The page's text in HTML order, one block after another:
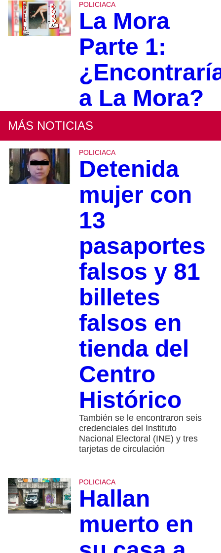
POLICIACA
La Mora
Parte 1:
a La Mora?
MÁS NOTICIAS
POLICIACA
Detenida
mujer con
13
pasaportes
falsos y 81
billetes
falsos en
tienda del
Centro
Histórico
También se le encontraron seis
credenciales del Instituto
Nacional Electoral (INE) y tres
tarjetas de circulación
POLICIACA
Hallan
muerto en